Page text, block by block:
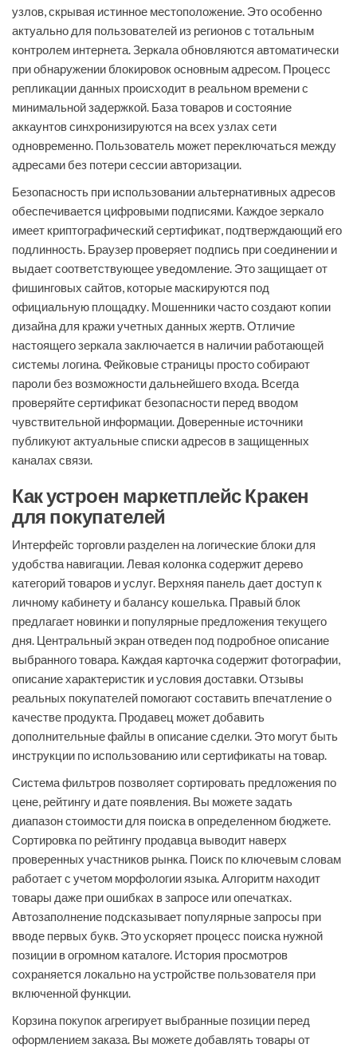
узлов, скрывая истинное местоположение. Это особенно
актуально для пользователей из регионов с тотальным
контролем интернета. Зеркала обновляются автоматически
при обнаружении блокировок основным адресом. Процесс
репликации данных происходит в реальном времени с
минимальной задержкой. База товаров и состояние
аккаунтов синхронизируются на всех узлах сети
одновременно. Пользователь может переключаться между
адресами без потери сессии авторизации.
Безопасность при использовании альтернативных адресов
обеспечивается цифровыми подписями. Каждое зеркало
имеет криптографический сертификат, подтверждающий его
подлинность. Браузер проверяет подпись при соединении и
выдает соответствующее уведомление. Это защищает от
фишинговых сайтов, которые маскируются под
официальную площадку. Мошенники часто создают копии
дизайна для кражи учетных данных жертв. Отличие
настоящего зеркала заключается в наличии работающей
системы логина. Фейковые страницы просто собирают
пароли без возможности дальнейшего входа. Всегда
проверяйте сертификат безопасности перед вводом
чувствительной информации. Доверенные источники
публикуют актуальные списки адресов в защищенных
каналах связи.
Как устроен маркетплейс Кракен
для покупателей
Интерфейс торговли разделен на логические блоки для
удобства навигации. Левая колонка содержит дерево
категорий товаров и услуг. Верхняя панель дает доступ к
личному кабинету и балансу кошелька. Правый блок
предлагает новинки и популярные предложения текущего
дня. Центральный экран отведен под подробное описание
выбранного товара. Каждая карточка содержит фотографии,
описание характеристик и условия доставки. Отзывы
реальных покупателей помогают составить впечатление о
качестве продукта. Продавец может добавить
дополнительные файлы в описание сделки. Это могут быть
инструкции по использованию или сертификаты на товар.
Система фильтров позволяет сортировать предложения по
цене, рейтингу и дате появления. Вы можете задать
диапазон стоимости для поиска в определенном бюджете.
Сортировка по рейтингу продавца выводит наверх
проверенных участников рынка. Поиск по ключевым словам
работает с учетом морфологии языка. Алгоритм находит
товары даже при ошибках в запросе или опечатках.
Автозаполнение подсказывает популярные запросы при
вводе первых букв. Это ускоряет процесс поиска нужной
позиции в огромном каталоге. История просмотров
сохраняется локально на устройстве пользователя при
включенной функции.
Корзина покупок агрегирует выбранные позиции перед
оформлением заказа. Вы можете добавлять товары от